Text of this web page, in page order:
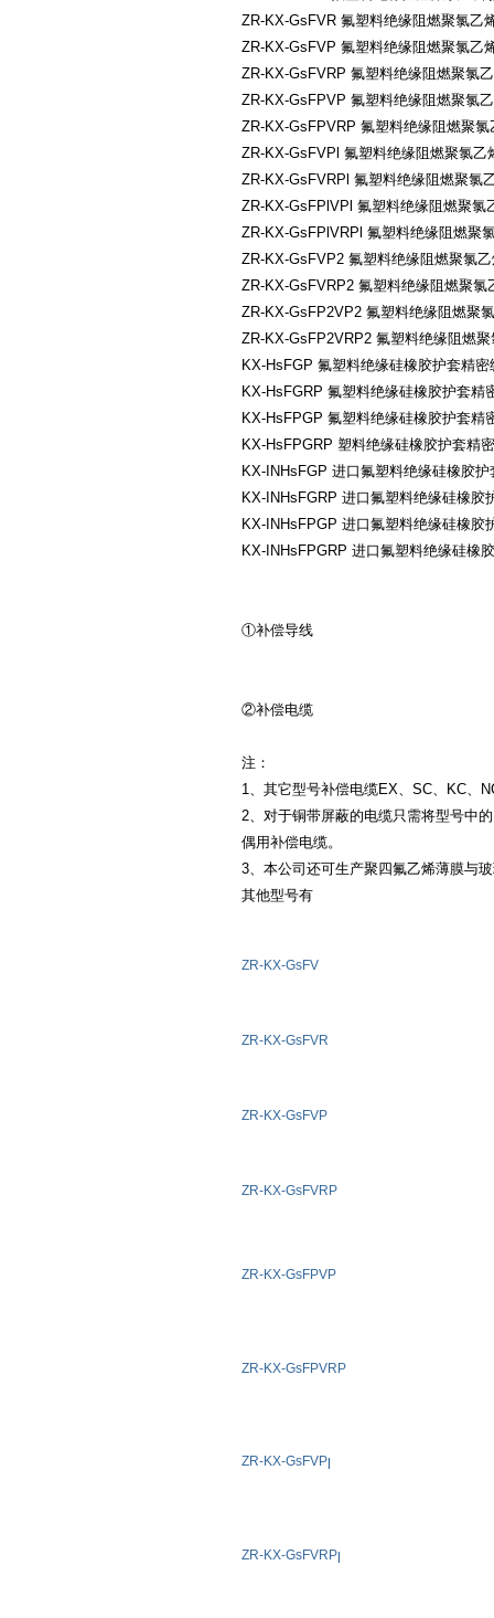
ZR-KX-GsFVR 氟塑料绝缘阻燃聚氯乙
ZR-KX-GsFVP 氟塑料绝缘阻燃聚氯乙
ZR-KX-GsFVRP 氟塑料绝缘阻燃聚氯
ZR-KX-GsFPVP 氟塑料绝缘阻燃聚氯
ZR-KX-GsFPVRP 氟塑料绝缘阻燃聚
ZR-KX-GsFVPl 氟塑料绝缘阻燃聚氯
ZR-KX-GsFVRPl 氟塑料绝缘阻燃聚氯
ZR-KX-GsFPlVPl 氟塑料绝缘阻燃聚氯
ZR-KX-GsFPlVRPl 氟塑料绝缘阻燃聚
ZR-KX-GsFVP2 氟塑料绝缘阻燃聚氯
ZR-KX-GsFVRP2 氟塑料绝缘阻燃聚
ZR-KX-GsFP2VP2 氟塑料绝缘阻燃聚
ZR-KX-GsFP2VRP2 氟塑料绝缘阻燃
KX-HsFGP 氟塑料绝缘硅橡胶护套精
KX-HsFGRP 氟塑料绝缘硅橡胶护套
KX-HsFPGP 氟塑料绝缘硅橡胶护套精
KX-HsFPGRP 塑料绝缘硅橡胶护套精
KX-INHsFGP 进口氟塑料绝缘硅橡胶
KX-INHsFGRP 进口氟塑料绝缘硅橡
KX-INHsFPGP 进口氟塑料绝缘硅橡胶
KX-INHsFPGRP 进口氟塑料绝缘硅橡
①补偿导线
②补偿电缆
注：
1、其它型号补偿电缆EX、SC、KC、
2、对于铜带屏蔽的电缆只需将型号中
偶用补偿电缆。
3、本公司还可生产聚四氟乙烯薄膜与
其他型号有
ZR-KX-GsFV
ZR-KX-GsFVR
ZR-KX-GsFVP
ZR-KX-GsFVRP
ZR-KX-GsFPVP
ZR-KX-GsFPVRP
ZR-KX-GsFVPl
ZR-KX-GsFVRPl